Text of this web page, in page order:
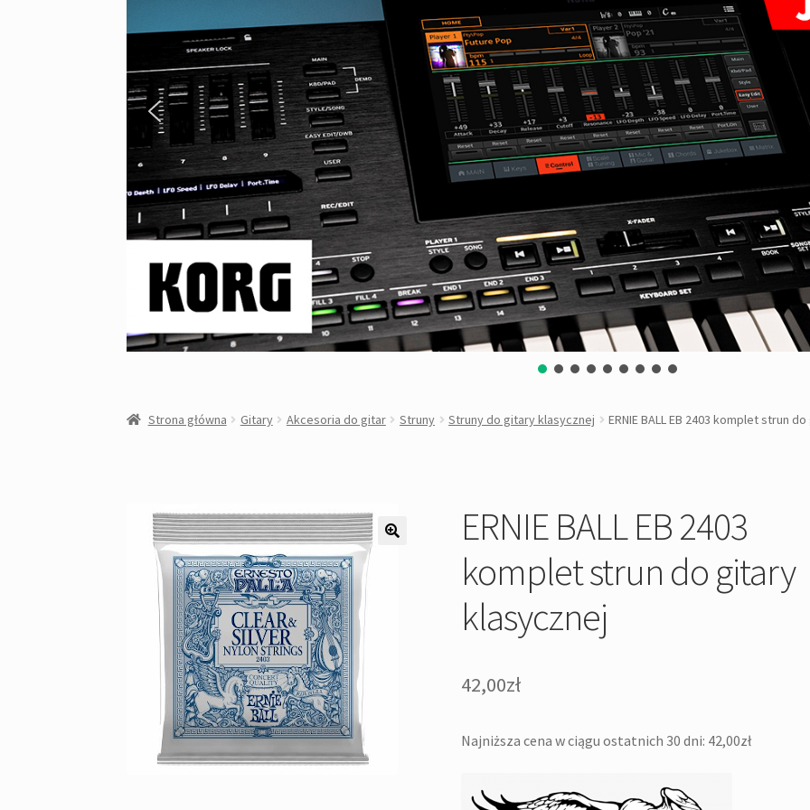
Strona główna Gitary Akcesoria do gitar Struny Struny do gitary klasycznej ERNIE BALL EB 2403 komplet strun
ERNIE BALL EB 2403
komplet strun do gitary
klasycznej
42,00zł
Najniższa cena w ciągu ostatnich 30 dni: 42,00zł